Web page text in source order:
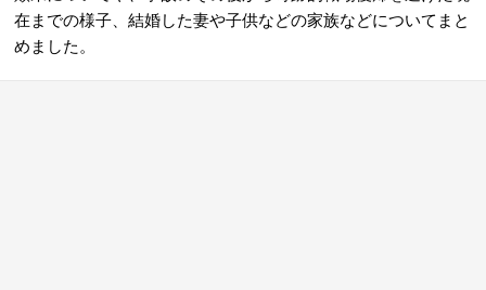
在までの様子、結婚した妻や子供などの家族などについてまと
めました。